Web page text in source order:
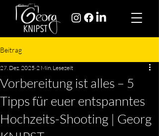
Beitrag
Vorbereitung ist alles – 5
Tipps für euer entspanntes
Hochzeits-Shooting | Georg
27. Dez. 2025 2 Min. Lesezeit